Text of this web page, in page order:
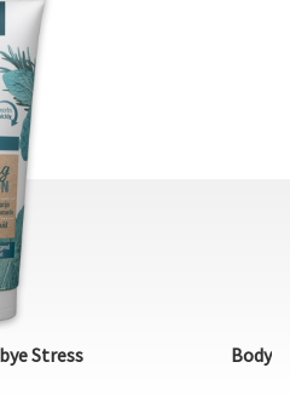
Stress Body